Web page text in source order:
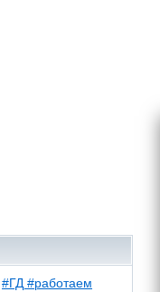
#ГД #работаем